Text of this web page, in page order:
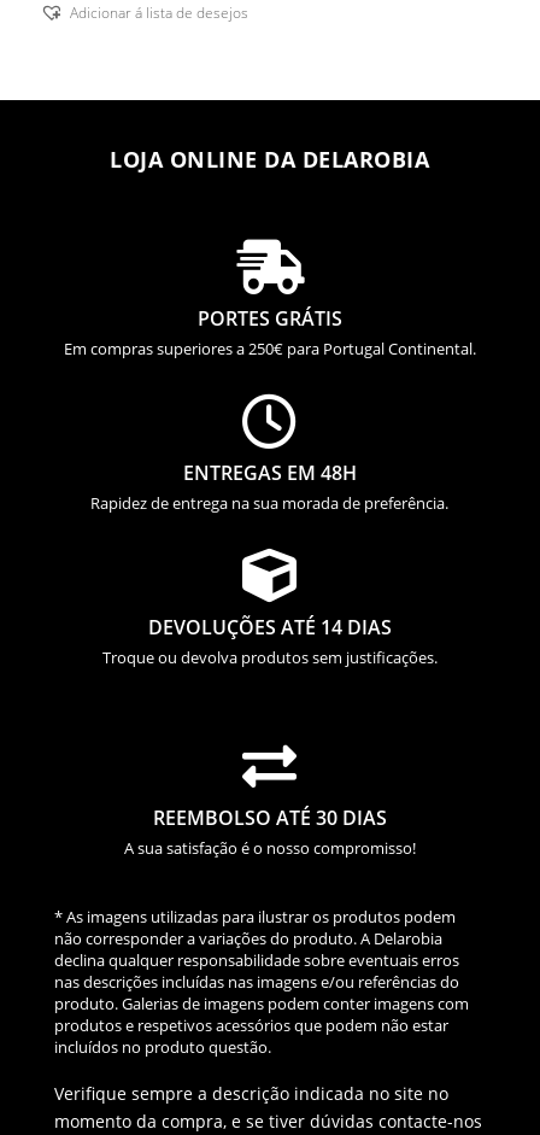
Adicionar á lista de desejos
LOJA ONLINE DA DELAROBIA

PORTES GRÁTIS
Em compras superiores a 250€ para Portugal Continental.

ENTREGAS EM 48H
Rapidez de entrega na sua morada de preferência.

DEVOLUÇÕES ATÉ 14 DIAS
Troque ou devolva produtos sem justificações.

REEMBOLSO ATÉ 30 DIAS
A sua satisfação é o nosso compromisso!
* As imagens utilizadas para ilustrar os produtos podem
não corresponder a variações do produto. A Delarobia
declina qualquer responsabilidade sobre eventuais erros
nas descrições incluídas nas imagens e/ou referências do
produto. Galerias de imagens podem conter imagens com
produtos e respetivos acessórios que podem não estar
incluídos no produto questão.
Verifique sempre a descrição indicada no site no
momento da compra, e se tiver dúvidas contacte-nos